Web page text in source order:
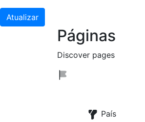
Atualizar
Páginas
Discover pages
País